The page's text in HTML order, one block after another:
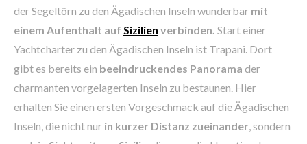
der Segeltörn zu den Ägadischen Inseln wunderbar mit
einem Aufenthalt auf Sizilien verbinden. Start einer
Yachtcharter zu den Ägadischen Inseln ist Trapani. Dort
gibt es bereits ein beeindruckendes Panorama der
charmanten vorgelagerten Inseln zu bestaunen. Hier
erhalten Sie einen ersten Vorgeschmack auf die Ägadischen
Inseln, die nicht nur in kurzer Distanz zueinander, sondern